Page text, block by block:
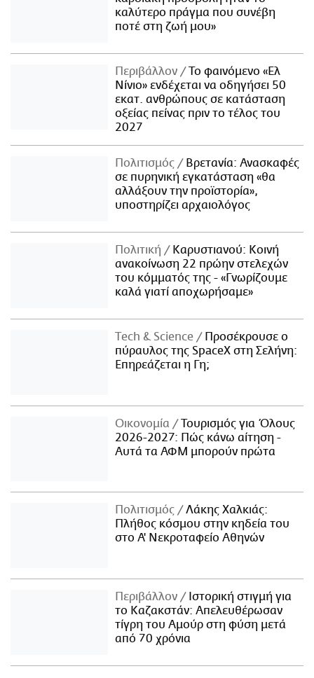
καλύτερο πράγμα που συνέβη
ποτέ στη ζωή μου»
Περιβάλλον
Το φαινόμενο «Ελ
Νίνιο» ενδέχεται να οδηγήσει 50
εκατ. ανθρώπους σε κατάσταση
οξείας πείνας πριν το τέλος του
2027
Πολιτισμός
Βρετανία: Ανασκαφές
σε πυρηνική εγκατάσταση «θα
αλλάξουν την προϊστορία»,
υποστηρίζει αρχαιολόγος
Πολιτική
Καρυστιανού: Κοινή
ανακοίνωση 22 πρώην στελεχών
του κόμματός της - «Γνωρίζουμε
καλά γιατί αποχωρήσαμε»
Τech & Science
Προσέκρουσε ο
πύραυλος της SpaceX στη Σελήνη:
Επηρεάζεται η Γη;
Οικονομία
Τουρισμός για Όλους
2026-2027: Πώς κάνω αίτηση -
Αυτά τα ΑΦΜ μπορούν πρώτα
Πολιτισμός
Λάκης Χαλκιάς:
Πλήθος κόσμου στην κηδεία του
στο Α' Νεκροταφείο Αθηνών
Περιβάλλον
Ιστορική στιγμή για
το Καζακστάν: Απελευθέρωσαν
τίγρη του Αμούρ στη φύση μετά
από 70 χρόνια